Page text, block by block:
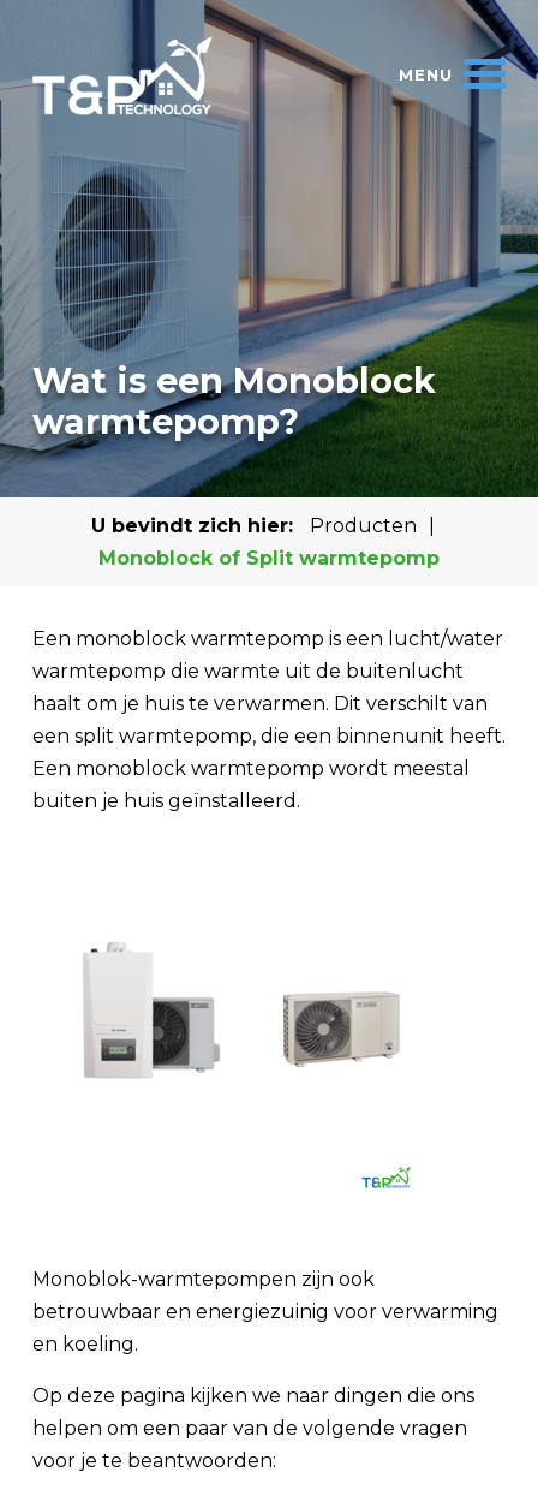
Wat is een Monoblock
warmtepomp?
U bevindt zich hier: Producten
Monoblock of Split warmtepomp
Een monoblock warmtepomp is een lucht/water
warmtepomp die warmte uit de buitenlucht
haalt om je huis te verwarmen. Dit verschilt van
een split warmtepomp, die een binnenunit heeft.
Een monoblock warmtepomp wordt meestal
buiten je huis geïnstalleerd.
Monoblok-warmtepompen zijn ook
betrouwbaar en energiezuinig voor verwarming
en koeling.
Op deze pagina kijken we naar dingen die ons
helpen om een paar van de volgende vragen
voor je te beantwoorden: